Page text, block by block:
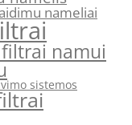
nameliai
namui
sistemos